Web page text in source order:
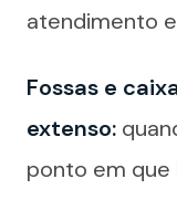
atendimento
Fossas e
extenso:
ponto em que